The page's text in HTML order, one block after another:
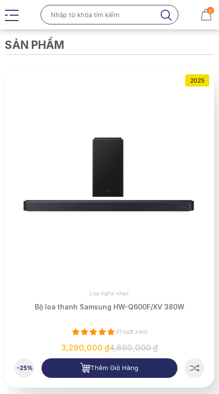
0
SẢN PHẨM
2025
Loa nghe nhạc
Bộ loa thanh Samsung HW-Q600F/XV 380W
31 lượt xem
3,290,000 ₫4,690,000 ₫
-25% Thêm Giỏ Hàng